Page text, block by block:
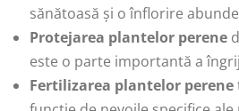
sănătoasă și o înflorire
Protejarea plantelor perene
este o parte importantă a
Fertilizarea plantelor perene